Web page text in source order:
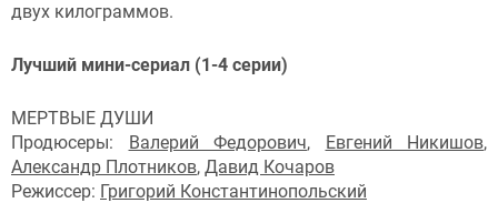
двух килограммов.
Лучший мини-сериал (1-4 серии)
МЕРТВЫЕ ДУШИ
Продюсеры: Валерий Федорович, Евгений Никишов,
Александр Плотников, Давид Кочаров
Режиссер: Григорий Константинопольский